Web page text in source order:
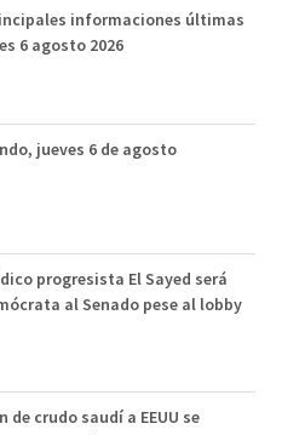
informaciones últimas
6 agosto 2026
jueves 6 de agosto
progresista El Sayed será
al Senado pese al lobby
de crudo saudí a EEUU se